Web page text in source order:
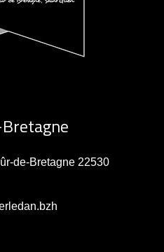
de-Bretagne 22530